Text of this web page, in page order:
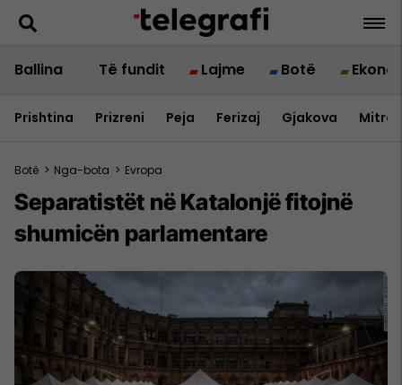
Ballina Të fundit Lajme Botë
Prishtina Prizreni Peja Ferizaj Gjakova
Botë > Nga-bota > Evropa
Separatistët në Katalonjë fitojnë
shumicën parlamentare